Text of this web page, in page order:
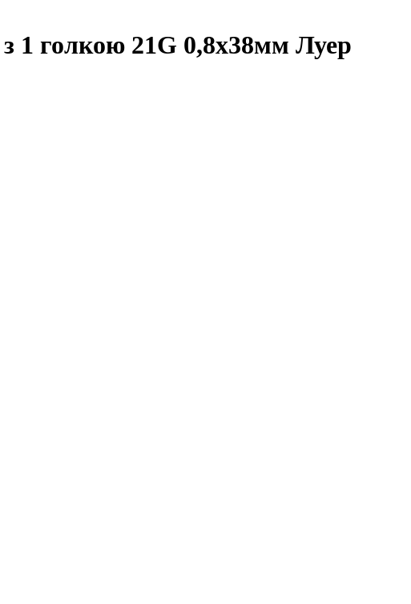
1 голкою 21G 0,8х38мм Луер